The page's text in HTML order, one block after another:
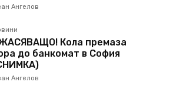
Ангелов
Кола премаза
до банкомат в София
Ангелов